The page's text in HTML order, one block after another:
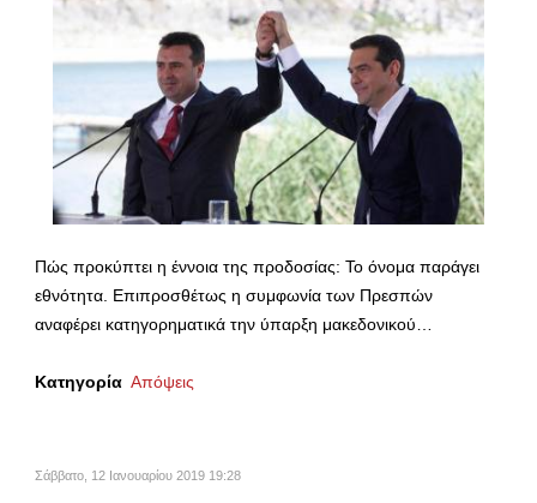
Πώς προκύπτει η έννοια της προδοσίας: Το όνομα παράγει
εθνότητα. Επιπροσθέτως η συμφωνία των Πρεσπών
αναφέρει κατηγορηματικά την ύπαρξη μακεδονικού…
Κατηγορία Απόψεις
Σάββατο, 12 Ιανουαρίου 2019 19:28